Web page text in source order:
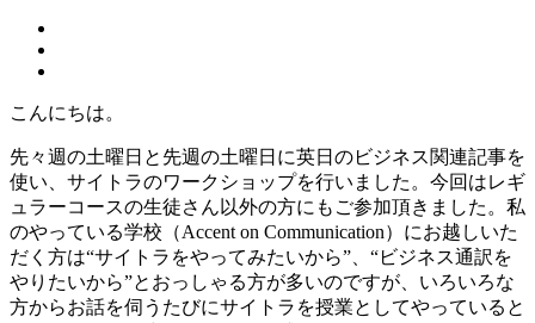
こんにちは。
先々週の土曜日と先週の土曜日に英日のビジネス関連記事を
使い、サイトラのワークショップを行いました。今回はレギ
ュラーコースの生徒さん以外の方にもご参加頂きました。私
のやっている学校（Accent on Communication）にお越しいた
だく方は“サイトラをやってみたいから”、“ビジネス通訳を
やりたいから”とおっしゃる方が多いのですが、いろいろな
方からお話を伺うたびにサイトラを授業としてやっていると